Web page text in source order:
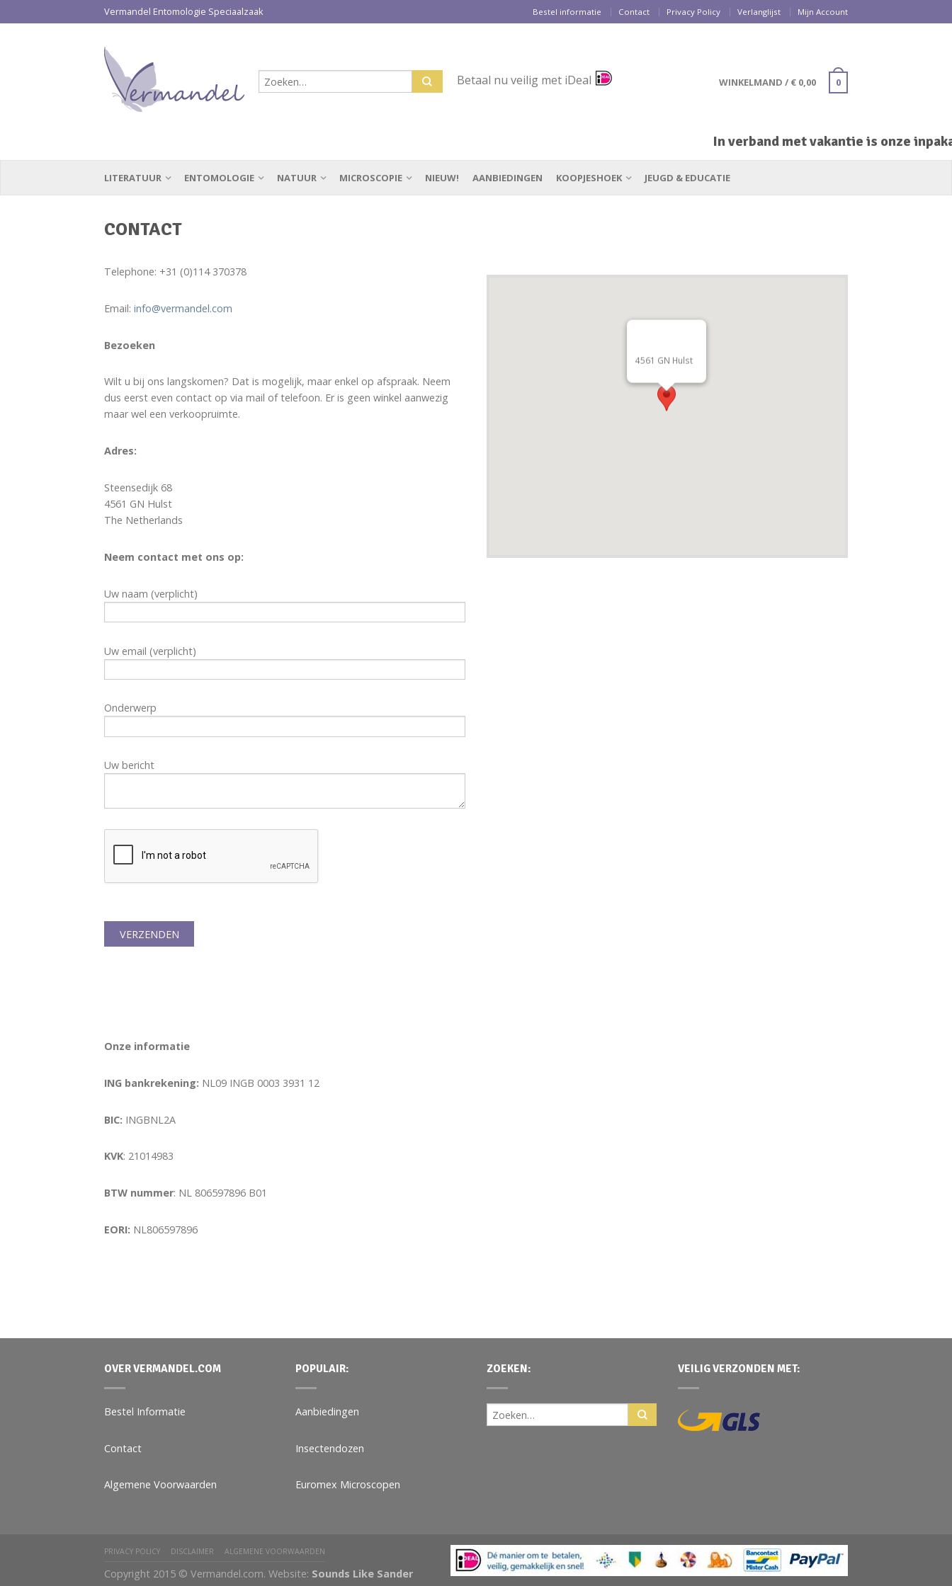
Vermandel Entomologie Speciaalzaak Bestel informatie Contact Privacy Policy Verlanglijst Mijn Account
Betaal nu veilig met iDeal WINKELMAND / € 0,00 0
In verband met vakantie is onze
LITERATUUR ENTOMOLOGIE NATUUR MICROSCOPIE NIEUW! AANBIEDINGEN KOOPJESHOEK JEUGD & EDUCATIE
CONTACT
Telephone: +31 (0)114 370378
Email: info@vermandel.com
Bezoeken
Wilt u bij ons langskomen? Dat is mogelijk, maar enkel op afspraak. Neem
dus eerst even contact op via mail of telefoon. Er is geen winkel aanwezig
maar wel een verkoopruimte.
Adres:
Steensedijk 68
4561 GN Hulst
The Netherlands
Neem contact met ons op:
Uw naam (verplicht)
Uw email (verplicht)
Onderwerp
Uw bericht
4561 GN Hulst
Onze informatie
ING bankrekening: NL09 INGB 0003 3931 12
BIC: INGBNL2A
KVK: 21014983
BTW nummer: NL 806597896 B01
EORI: NL806597896
OVER VERMANDEL.COM
Bestel Informatie
Contact
Algemene Voorwaarden
POPULAIR:
Aanbiedingen
Insectendozen
Euromex Microscopen
ZOEKEN: VEILIG VERZONDEN MET:
PRIVACY POLICY DISCLAIMER ALGEMENE VOORWAARDEN
Copyright 2015 © Vermandel.com. Website: Sounds Like Sander